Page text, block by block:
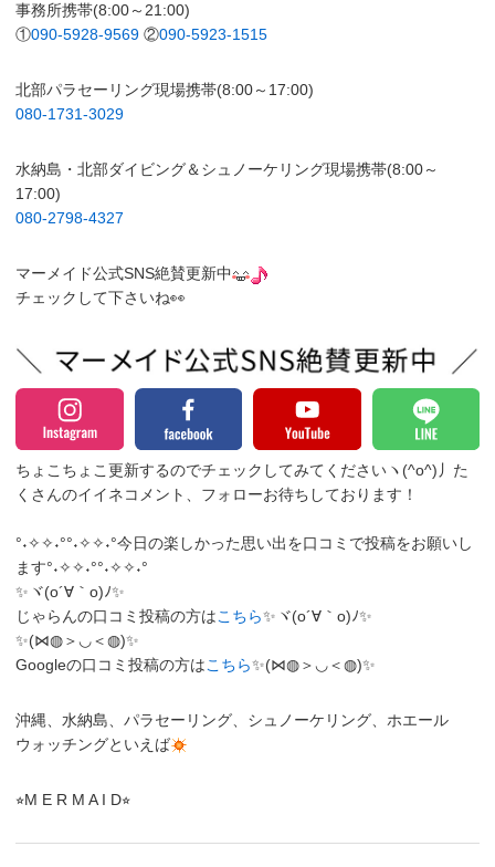
事務所携帯(8:00～21:00)
①090-5928-9569 ②090-5923-1515
北部パラセーリング現場携帯(8:00～17:00)
080-1731-3029
水納島・北部ダイビング＆シュノーケリング現場携帯(8:00～
17:00)
080-2798-4327
マーメイド公式SNS絶賛更新中
チェックして下さいね👀
ちょこちょこ更新するのでチェックしてみてくださいヽ(^o^)丿 た
くさんのイイネコメント、フォローお待ちしております！
°˖✧✧˖°°˖✧✧˖°今日の楽しかった思い出を口コミで投稿をお願いし
ます°˖✧✧˖°°˖✧✧˖°
✨ヾ(o´∀｀o)ﾉ✨
じゃらんの口コミ投稿の方はこちら✨ヾ(o´∀｀o)ﾉ✨
✨(⋈◍＞◡＜◍)✨
Googleの口コミ投稿の方はこちら✨(⋈◍＞◡＜◍)✨
沖縄、水納島、パラセーリング、シュノーケリング、ホエール
ウォッチングといえば
⭐︎M E R M A I D⭐︎